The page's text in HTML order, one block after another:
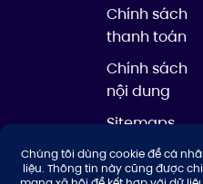
Chính sách
thanh toán
Chính sách
nội dung
Sitemaps